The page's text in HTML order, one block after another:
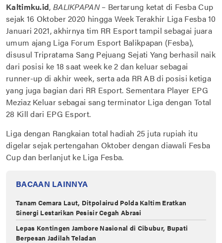
Kaltimku.id, BALIKPAPAN– Bertarung ketat di Fesba Cup
sejak 16 Oktober 2020 hingga Week Terakhir Liga Fesba 10
Januari 2021, akhirnya tim RR Esport tampil sebagai juara
umum ajang Liga Forum Esport Balikpapan (Fesba),
disusul Tripratama Sang Pejuang Sejati Yang berhasil naik
dari posisi ke 18 saat week ke 2 dan keluar sebagai
runner-up di akhir week, serta ada RR AB di posisi ketiga
yang juga bagian dari RR Esport. Sementara Player EPG
Meziaz Keluar sebagai sang terminator Liga dengan Total
28 Kill dari EPG Esport.
Liga dengan Rangkaian total hadiah 25 juta rupiah itu
digelar sejak pertengahan Oktober dengan diawali Fesba
Cup dan berlanjut ke Liga Fesba.
BACAAN LAINNYA
Tanam Cemara Laut, Ditpolairud Polda Kaltim Eratkan
Sinergi Lestarikan Pesisir Cegah Abrasi
Lepas Kontingen Jambore Nasional di Cibubur, Bupati
Berpesan Jadilah Teladan